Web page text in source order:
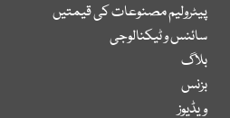
پیٹرولیم مصنوعات کی قیمتیں
سائنس و ٹیکنالوجی
بلاگ
بزنس
ویڈیوز